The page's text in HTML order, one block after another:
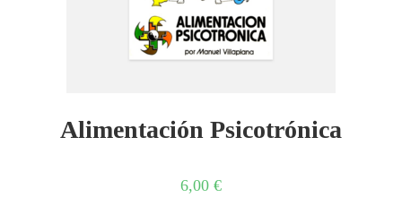
Alimentación Psicotrónica
6,00 €